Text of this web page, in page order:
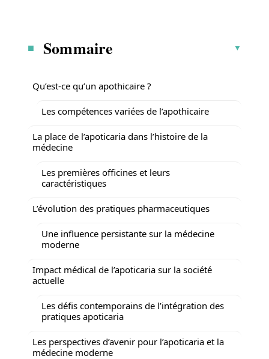
Sommaire
Qu’est-ce qu’un apothicaire ?
Les compétences variées de l’apothicaire
La place de l’apoticaria dans l’histoire de la
médecine
Les premières officines et leurs
caractéristiques
L’évolution des pratiques pharmaceutiques
Une influence persistante sur la médecine
moderne
Impact médical de l’apoticaria sur la société
actuelle
Les défis contemporains de l’intégration des
pratiques apoticaria
Les perspectives d’avenir pour l’apoticaria et la
médecine moderne